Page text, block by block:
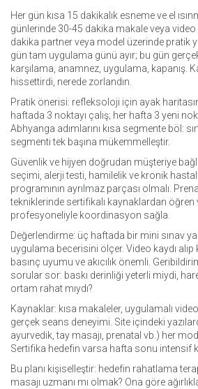
Her gün kısa 15 dakikalık esneme ve el
günlerinde 30-45 dakika makale veya video
dakika partner veya model üzerinde pratik
gün tam uygulama günü ayır; bu gün
karşılama, anamnez, uygulama, kapanış.
hissettirdi, nerede zorlandın.
Pratik önerisi: refleksoloji için ayak
haftada 3 noktayı çalış; her hafta 3 yeni
Abhyanga adımlarını kısa segmente böl:
segmenti tek başına mükemmelleştir.
Güvenlik ve hijyen doğrudan müşteriye
seçimi, alerji testi, hamilelik ve kronik
programının ayrılmaz parçası olmalı.
tekniklerinde sertifikalı kaynaklardan öğren
profesyoneliyle koordinasyon sağla.
Değerlendirme: üç haftada bir mini sınav
uygulama becerisini ölçer. Video kaydı alıp
basınç uyumu ve akıcılık önemli.
sorular sor: baskı derinliği yeterli miydi,
ortam rahat mıydı?
Kaynaklar: kısa makaleler, uygulamalı
gerçek seans deneyimi. Site içindeki
ayurvedik, tay masajı, prenatal vb.) her
Sertifika hedefin varsa hafta sonu intensif
Bu planı kişiselleştir: hedefin rahatlama
masajı uzmanı mı olmak? Ona göre